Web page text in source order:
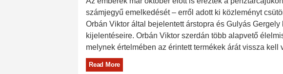
számjegyű emelkedését – erről adott ki közleményt
Orbán Viktor által bejelentett árstopra és Gulyás
kijelentéseire. Orbán Viktor szerdán több alapvető
melynek értelmében az érintett termékek árát vissza kell
Read More